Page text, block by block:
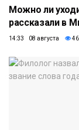
Можно ли
рассказали в
14:33 08 августа